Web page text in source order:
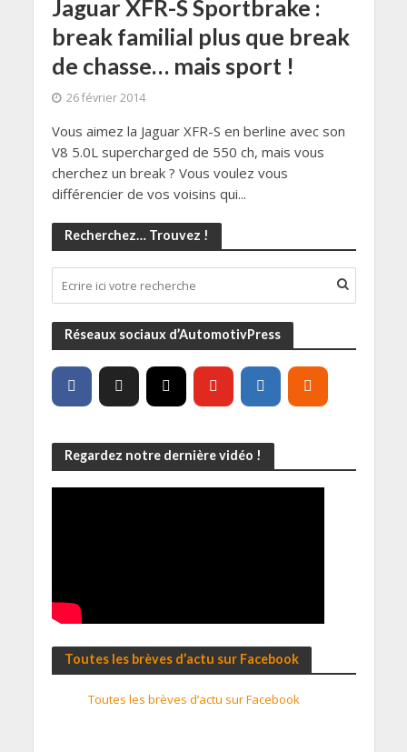
Jaguar XFR-S Sportbrake :
break familial plus que break
de chasse… mais sport !
26 février 2014
Vous aimez la Jaguar XFR-S en berline avec son
V8 5.0L supercharged de 550 ch, mais vous
cherchez un break ? Vous voulez vous
différencier de vos voisins qui...
Recherchez… Trouvez !
Réseaux sociaux d’AutomotivPress
Regardez notre dernière vidéo !
Toutes les brèves d’actu sur Facebook
Toutes les brèves d’actu sur Facebook